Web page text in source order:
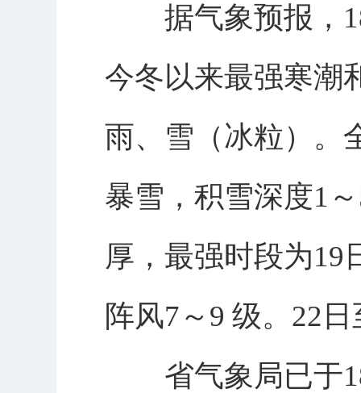
据气象预报，18
今冬以来最强寒潮
雨、雪（冰粒）。
暴雪，积雪深度1
厚，最强时段为19
阵风7～9 级。22
省气象局已于18